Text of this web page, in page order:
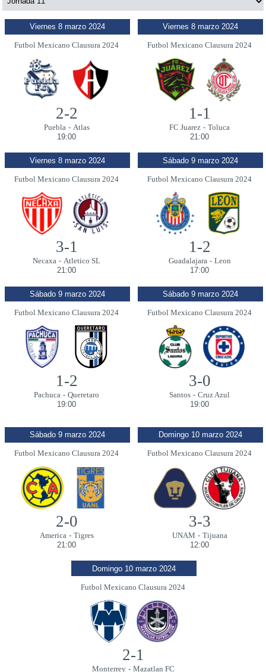
Viernes 8 marzo 2024
Futbol Mexicano Clausura 2024
2-2
Puebla - Atlas
19:00
Viernes 8 marzo 2024
Futbol Mexicano Clausura 2024
1-1
FC Juarez - Toluca
21:00
Viernes 8 marzo 2024
Futbol Mexicano Clausura 2024
3-1
Necaxa - Atletico SL
21:00
Sábado 9 marzo 2024
Futbol Mexicano Clausura 2024
1-2
Guadalajara- Leon
17:00
Sábado 9 marzo 2024
Futbol Mexicano Clausura 2024
1-2
Pachuca - Queretaro
19:00
Sábado 9 marzo 2024
Futbol Mexicano Clausura 2024
3-0
Santos - Cruz Azul
19:00
Sábado 9 marzo 2024
Futbol Mexicano Clausura 2024
2-0
America - Tigres
21:00
Domingo 10 marzo 2024
Futbol Mexicano Clausura 2024
3-3
UNAM - Tijuana
12:00
Domingo 10 marzo 2024
Futbol Mexicano Clausura 2024
2-1
Monterrey- Mazatlan FC